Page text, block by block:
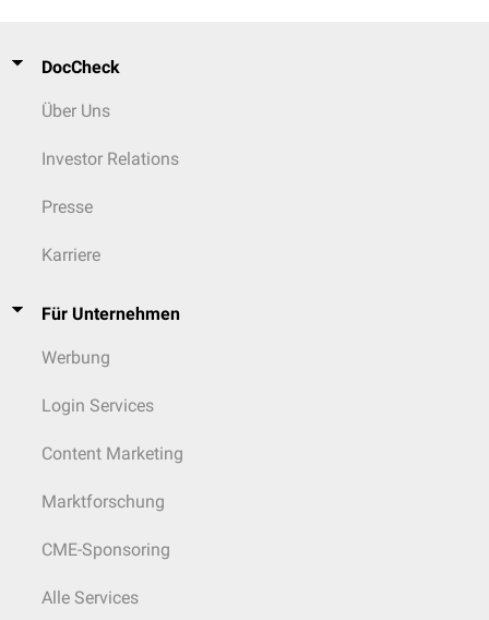
DocCheck
Über Uns
Investor Relations
Presse
Karriere
Für Unternehmen
Werbung
Login Services
Content Marketing
Marktforschung
CME-Sponsoring
Alle Services